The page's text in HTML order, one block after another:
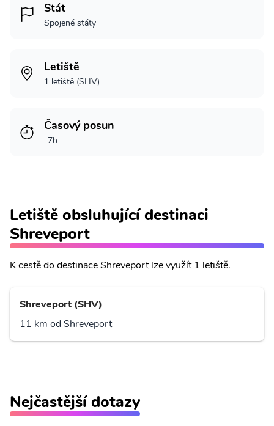
Stát
Spojené státy
Letiště
1 letiště (SHV)
Časový posun
-7h
Letiště obsluhující destinaci
Shreveport
K cestě do destinace Shreveport lze využít 1 letiště.
Shreveport (SHV)
11 km od Shreveport
Nejčastější dotazy